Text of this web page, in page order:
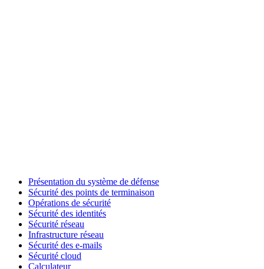
Présentation du système de défense
Sécurité des points de terminaison
Opérations de sécurité
Sécurité des identités
Sécurité réseau
Infrastructure réseau
Sécurité des e-mails
Sécurité cloud
Calculateur